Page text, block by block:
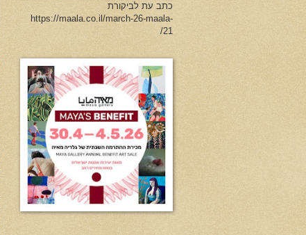
כתב עת לביקורת
https://maala.co.il/march-26-maala-
21/